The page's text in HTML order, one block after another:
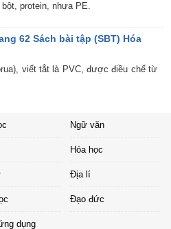
protein, nhựa PE.
62 Sách bài tập (SBT) Hóa
viết tẳt là PVC, được điều chế từ
Ngữ văn
Hóa học
Địa lí
Đạo đức
dụng